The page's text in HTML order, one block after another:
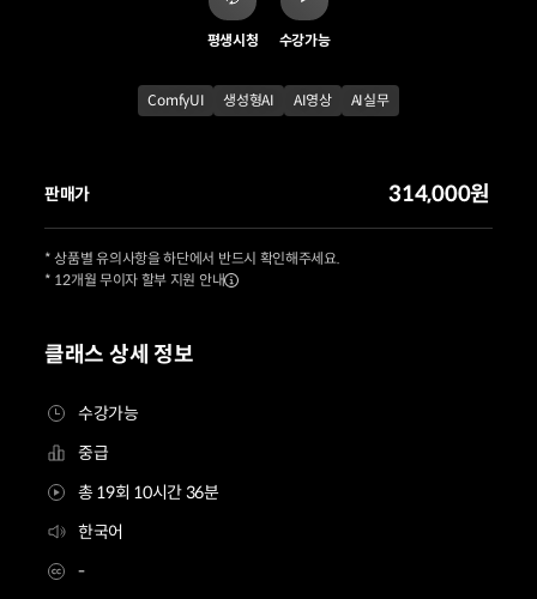
평생시청 수강가능
ComfyUI 생성형AI AI영상 AI실무
클래스 상세 정보
수강가능
중급
총 19회 10시간 36분
한국어
-
판매가 314,000원
* 상품별 유의사항을 하단에서 반드시 확인해주세요.
* 12개월 무이자 할부 지원 안내